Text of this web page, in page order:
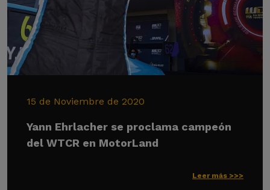
15 de Noviembre de 2020
Yann Ehrlacher se proclama campeón
del WTCR en MotorLand
Leer más >>>